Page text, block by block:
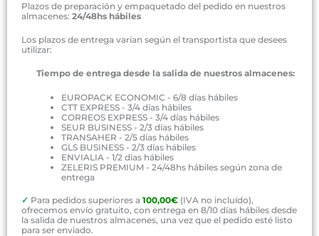
Plazos de preparación y empaquetado del pedido en nuestros
almacenes: 24/48hs hábiles
Los plazos de entrega varían según el transportista que desees
utilizar:
Tiempo de entrega desde la salida de nuestros almacenes:
EUROPACK ECONOMIC - 6/8 días hábiles
CTT EXPRESS - 3/4 días hábiles
CORREOS EXPRESS - 3/4 días hábiles
SEUR BUSINESS - 2/3 días hábiles
TRANSAHER - 2/5 días hábiles
GLS BUSINESS - 2/3 días hábiles
ENVIALIA - 1/2 días hábiles
ZELERIS PREMIUM - 24/48hs hábiles según zona de
entrega
✓ Para pedidos superiores a 100,00€ (IVA no incluído),
ofrecemos envío gratuito, con entrega en 8/10 días hábiles desde
la salida de nuestros almacenes, una vez que el pedido esté listo
para ser enviado.